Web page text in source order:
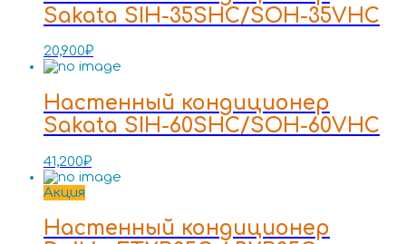
Sakata SIH-35SHC/SOH-35VHC
20,900₽
Настенный кондиционер
Sakata SIH-60SHC/SOH-60VHC
41,200₽
Акция
Настенный кондиционер